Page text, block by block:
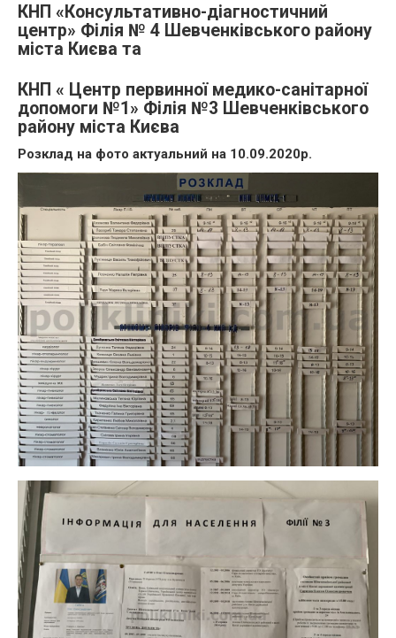
КНП «Консультативно-діагностичний
центр» Філія № 4 Шевченківського району
міста Києва та
КНП « Центр первинної медико-санітарної
допомоги №1» Філія №3 Шевченківського
району міста Києва
Розклад на фото актуальний на 10.09.2020р.